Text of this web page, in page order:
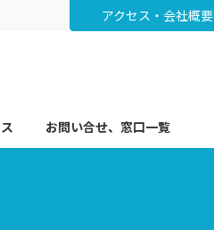
アクセス・会社概要
お問い合せ、窓口一覧